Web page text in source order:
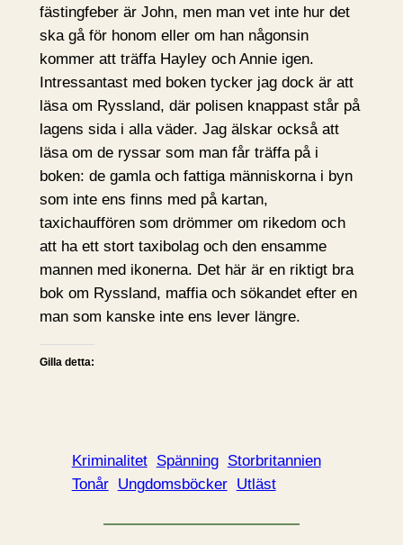
fästingfeber är John, men man vet inte hur det
ska gå för honom eller om han någonsin
kommer att träffa Hayley och Annie igen.
Intressantast med boken tycker jag dock är att
läsa om Ryssland, där polisen knappast står på
lagens sida i alla väder. Jag älskar också att
läsa om de ryssar som man får träffa på i
boken: de gamla och fattiga människorna i byn
som inte ens finns med på kartan,
taxichauffören som drömmer om rikedom och
att ha ett stort taxibolag och den ensamme
mannen med ikonerna. Det här är en riktigt bra
bok om Ryssland, maffia och sökandet efter en
man som kanske inte ens lever längre.
Gilla detta:
Kriminalitet Spänning Storbritannien
Tonår Ungdomsböcker Utläst